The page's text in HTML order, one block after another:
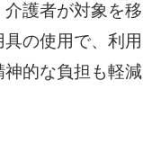
護者が対象を移
の使用で、利用
的な負担も軽減